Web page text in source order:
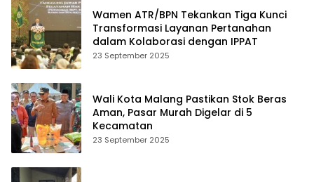
Wamen ATR/BPN Tekankan Tiga Kunci
Transformasi Layanan Pertanahan
dalam Kolaborasi dengan IPPAT
23 September 2025
Wali Kota Malang Pastikan Stok Beras
Aman, Pasar Murah Digelar di 5
Kecamatan
23 September 2025